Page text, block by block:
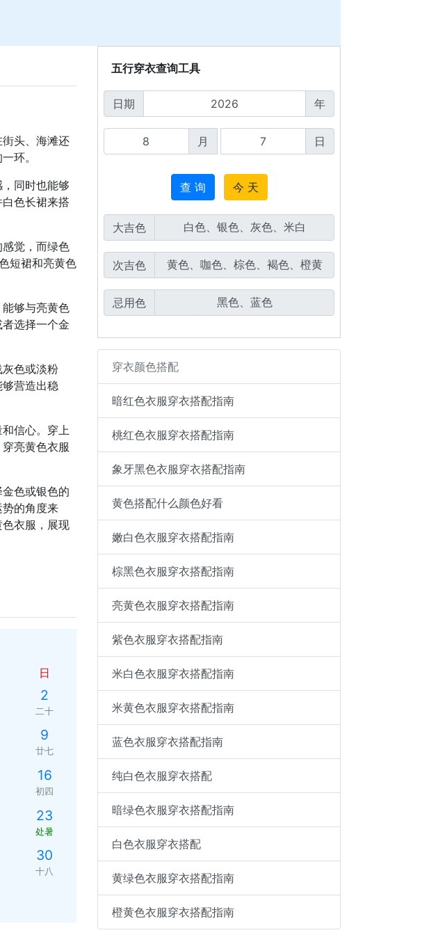
头、海滩还
环。
同时也能够
色长裙来搭
觉，而绿色
短裙和亮黄色
够与亮黄色
选择一个金
色或淡粉
营造出稳
信心。穿上
亮黄色衣服
色或银色的
的角度来
衣服，展现
日
2
二十
9
廿七
16
初四
23
处暑
30
十八
五行穿衣查询工具
日期 年
月 日
查 询 今 天
大吉色
次吉色
忌用色
穿衣颜色搭配
暗红色衣服穿衣搭配指南
桃红色衣服穿衣搭配指南
象牙黑色衣服穿衣搭配指南
黄色搭配什么颜色好看
嫩白色衣服穿衣搭配指南
棕黑色衣服穿衣搭配指南
亮黄色衣服穿衣搭配指南
紫色衣服穿衣搭配指南
米白色衣服穿衣搭配指南
米黄色衣服穿衣搭配指南
蓝色衣服穿衣搭配指南
纯白色衣服穿衣搭配
暗绿色衣服穿衣搭配指南
白色衣服穿衣搭配
黄绿色衣服穿衣搭配指南
橙黄色衣服穿衣搭配指南